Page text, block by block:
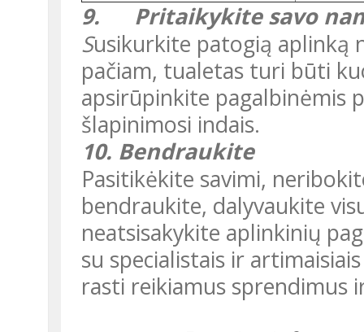
Pritaikykite savo
Susikurkite patogią aplinką
pačiam, tualetas turi būti
apsirūpinkite pagalbinėmis
šlapinimosi indais.
10. Bendraukite
Pasitikėkite savimi, neribokite savo mėgstamos veiklos,
bendraukite, dalyvaukite
neatsisakykite aplinkinių
su specialistais ir
rasti reikiamus sprendimus